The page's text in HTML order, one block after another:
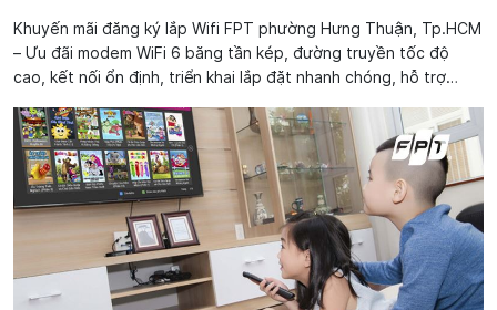
Khuyến mãi đăng ký lắp Wifi FPT phường Hưng Thuận, Tp.HCM
– Ưu đãi modem WiFi 6 băng tần kép, đường truyền tốc độ
cao, kết nối ổn định, triển khai lắp đặt nhanh chóng, hỗ trợ
độ cao lên tới 1Gbps kết nối...